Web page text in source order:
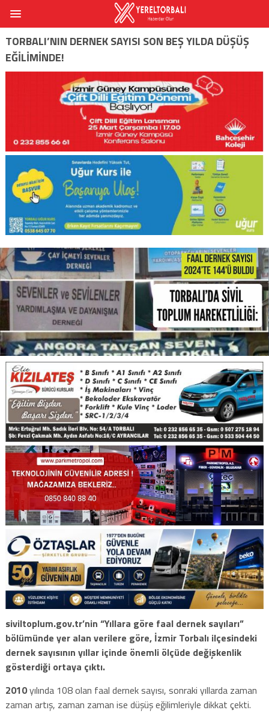
TORBALI’NIN DERNEK SAYISI SON BEŞ YILDA DÜŞÜŞ
EĞILIMINDE!
siviltoplum.gov.tr’nin “Yıllara göre faal dernek sayıları”
bölümünde yer alan verilere göre, İzmir Torbalı ilçesindeki
dernek sayısının yıllar içinde önemli ölçüde değişkenlik
gösterdiği ortaya çıktı.
2010yılında 108 olan faal dernek sayısı, sonraki yıllarda zaman
zaman artış, zaman zaman ise düşüş eğilimleriyle dikkat çekti.